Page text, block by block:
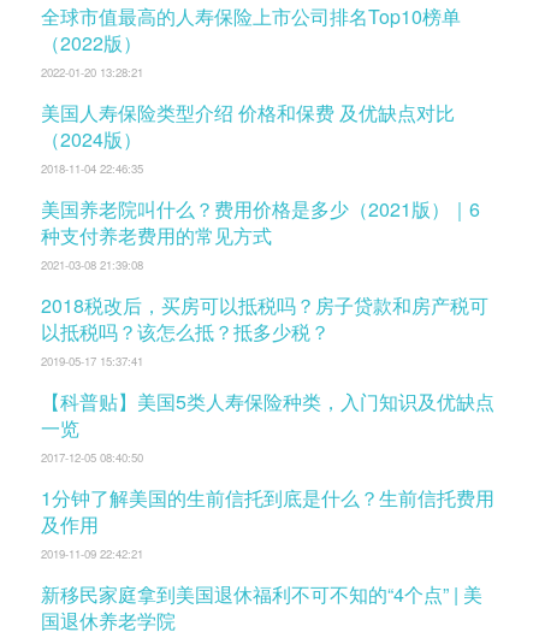
全球市值最高的人寿保险上市公司排名Top10榜单
（2022版）
2022-01-20 13:28:21
美国人寿保险类型介绍 价格和保费 及优缺点对比
（2024版）
2018-11-04 22:46:35
美国养老院叫什么？费用价格是多少（2021版）｜6
种支付养老费用的常见方式
2021-03-08 21:39:08
2018税改后，买房可以抵税吗？房子贷款和房产税可
以抵税吗？该怎么抵？抵多少税？
2019-05-17 15:37:41
【科普贴】美国5类人寿保险种类，入门知识及优缺点
一览
2017-12-05 08:40:50
1分钟了解美国的生前信托到底是什么？生前信托费用
及作用
2019-11-09 22:42:21
新移民家庭拿到美国退休福利不可不知的“4个点” | 美
国退休养老学院